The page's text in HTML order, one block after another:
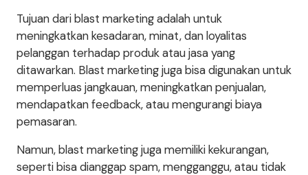
Tujuan dari blast marketing adalah untuk
meningkatkan kesadaran, minat, dan loyalitas
pelanggan terhadap produk atau jasa yang
ditawarkan. Blast marketing juga bisa digunakan untuk
memperluas jangkauan, meningkatkan penjualan,
mendapatkan feedback, atau mengurangi biaya
pemasaran.
Namun, blast marketing juga memiliki kekurangan,
seperti bisa dianggap spam, mengganggu, atau tidak